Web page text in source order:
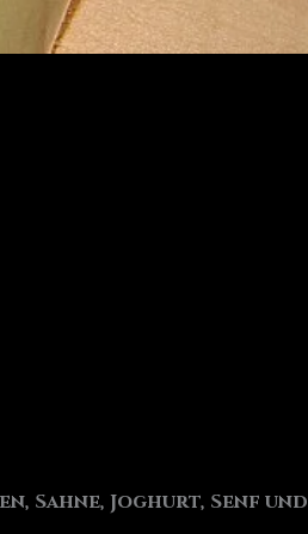
Sahne, Joghurt, Senf und